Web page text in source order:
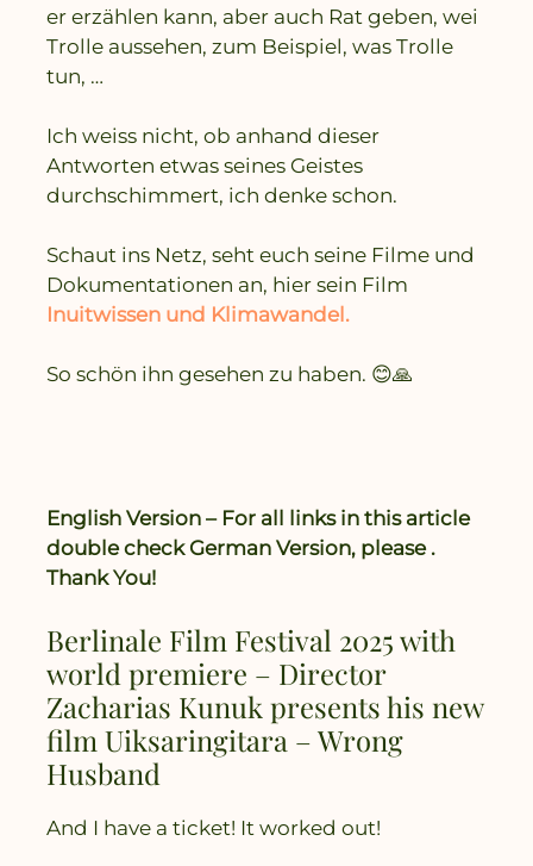
er erzählen kann, aber auch Rat geben, wei
Trolle aussehen, zum Beispiel, was Trolle
tun, …
Ich weiss nicht, ob anhand dieser
Antworten etwas seines Geistes
durchschimmert, ich denke schon.
Schaut ins Netz, seht euch seine Filme und
Dokumentationen an, hier sein Film
Inuitwissen und Klimawandel.
So schön ihn gesehen zu haben. 😊🙏
English Version – For all links in this article
double check German Version, please .
Thank You!
Berlinale Film Festival 2025 with
world premiere – Director
Zacharias Kunuk presents his new
film Uiksaringitara – Wrong
Husband
And I have a ticket! It worked out!